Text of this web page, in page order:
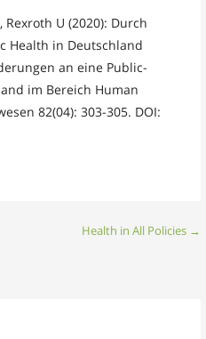
Rexroth U (2020): Durch
Health in Deutschland
an eine Public-
im Bereich Human
82(04): 303-305. DOI:
Health in All Policies →